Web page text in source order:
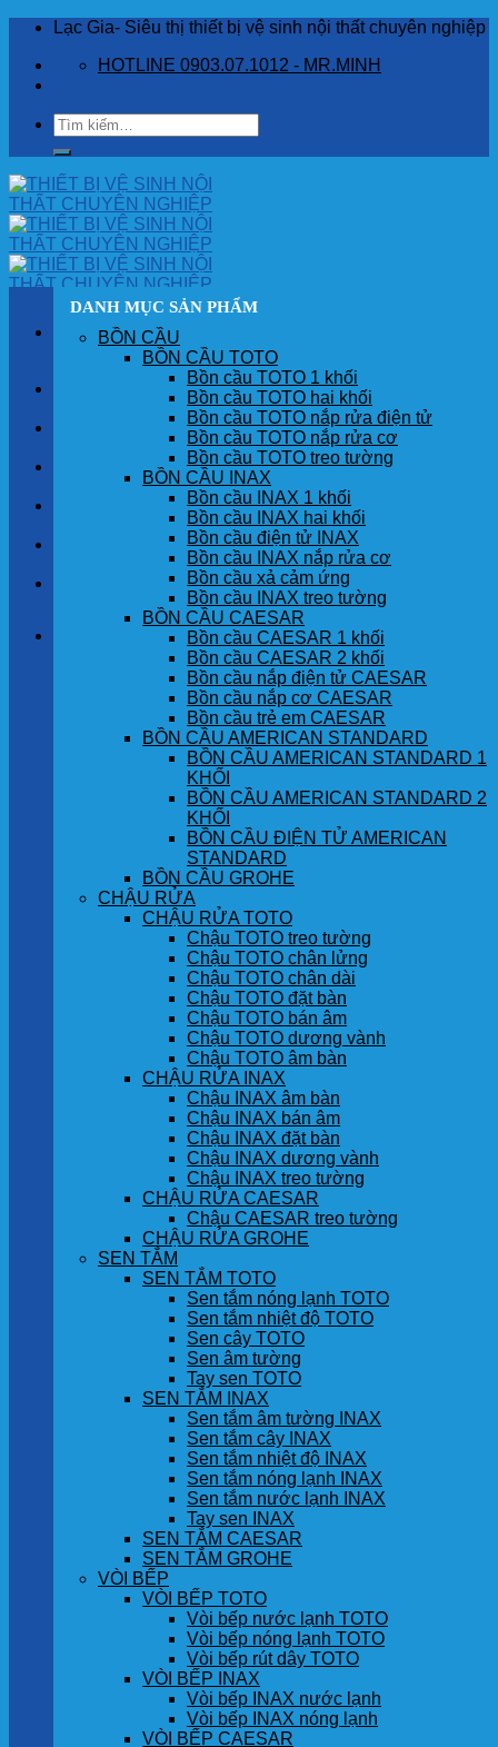
Skip
content
Lạc Gia- Siêu thị thiết bị vệ sinh nội thất chuyên nghiệp
HOTLINE 0903.07.1012 - MR.MINH
Tìm
kiếm:
SẢN PHẨM
GÓC KHÁCH HÀNG
Chưa có sản phẩm trong giỏ hàng.
DANH MỤC SẢN PHẨM
BỒN CẦU
BỒN CẦU TOTO
Bồn cầu TOTO 1 khối
Bồn cầu TOTO hai khối
Bồn cầu TOTO nắp rửa điện tử
Bồn cầu TOTO nắp rửa cơ
Bồn cầu TOTO treo tường
BỒN CẦU INAX
Bồn cầu INAX 1 khối
Bồn cầu INAX hai khối
Bồn cầu điện tử INAX
Bồn cầu INAX nắp rửa cơ
Bồn cầu xả cảm ứng
Bồn cầu INAX treo tường
BỒN CẦU CAESAR
Bồn cầu CAESAR 1 khối
Bồn cầu CAESAR 2 khối
Bồn cầu nắp điện tử CAESAR
Bồn cầu nắp cơ CAESAR
Bồn cầu trẻ em CAESAR
BỒN CẦU AMERICAN STANDARD
BỒN CẦU AMERICAN STANDARD 1
KHỐI
BỒN CẦU AMERICAN STANDARD 2
KHỐI
BỒN CẦU ĐIỆN TỬ AMERICAN
STANDARD
BỒN CẦU GROHE
CHẬU RỬA
CHẬU RỬA TOTO
Chậu TOTO treo tường
Chậu TOTO chân lửng
Chậu TOTO chân dài
Chậu TOTO đặt bàn
Chậu TOTO bán âm
Chậu TOTO dương vành
Chậu TOTO âm bàn
CHẬU RỬA INAX
Chậu INAX âm bàn
Chậu INAX bán âm
Chậu INAX đặt bàn
Chậu INAX dương vành
Chậu INAX treo tường
CHẬU RỬA CAESAR
Chậu CAESAR treo tường
CHẬU RỬA GROHE
SEN TẮM
SEN TẮM TOTO
Sen tắm nóng lạnh TOTO
Sen tắm nhiệt độ TOTO
Sen cây TOTO
Sen âm tường
Tay sen TOTO
SEN TẮM INAX
Sen tắm âm tường INAX
Sen tắm cây INAX
Sen tắm nhiệt độ INAX
Sen tắm nóng lạnh INAX
Sen tắm nước lạnh INAX
Tay sen INAX
SEN TẮM CAESAR
SEN TẮM GROHE
VÒI BẾP
VÒI BẾP TOTO
Vòi bếp nước lạnh TOTO
Vòi bếp nóng lạnh TOTO
Vòi bếp rút dây TOTO
VÒI BẾP INAX
Vòi bếp INAX nước lạnh
Vòi bếp INAX nóng lạnh
VÒI BẾP CAESAR